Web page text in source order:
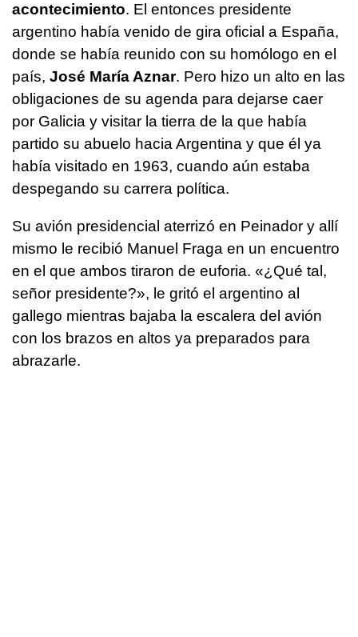
acontecimiento. El entonces presidente
argentino había venido de gira oficial a España,
donde se había reunido con su homólogo en el
país, José María Aznar. Pero hizo un alto en las
obligaciones de su agenda para dejarse caer
por Galicia y visitar la tierra de la que había
partido su abuelo hacia Argentina y que él ya
había visitado en 1963, cuando aún estaba
despegando su carrera política.
Su avión presidencial aterrizó en Peinador y allí
mismo le recibió Manuel Fraga en un encuentro
en el que ambos tiraron de euforia. «¿Qué tal,
señor presidente?», le gritó el argentino al
gallego mientras bajaba la escalera del avión
con los brazos en altos ya preparados para
abrazarle.